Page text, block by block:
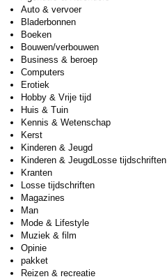
Auto & vervoer
Bladerbonnen
Boeken
Bouwen/verbouwen
Business & beroep
Computers
Erotiek
Hobby & Vrije tijd
Huis & Tuin
Kennis & Wetenschap
Kerst
Kinderen & Jeugd
Kinderen & JeugdLosse tijdschriften
Kranten
Losse tijdschriften
Magazines
Man
Mode & Lifestyle
Muziek & film
Opinie
pakket
Reizen & recreatie